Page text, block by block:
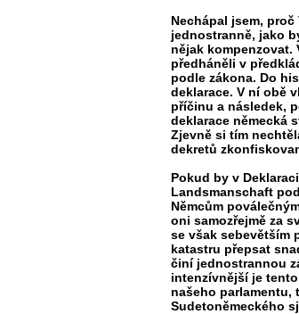
Nechápal jsem,
jednostranně, jako
nějak
předháněli v
podle zákona. Do
deklarace. V ní obě
příčinu a následek,
deklarace německá
Zjevně si tím
dekretů
Pokud by v
Landsmanschaft
Němcům
oni samozřejmě za
se však sebevětším
katastru přepsat
činí jednostrannou
intenzívnější je
našeho parlamentu,
Sudetoněmeckého